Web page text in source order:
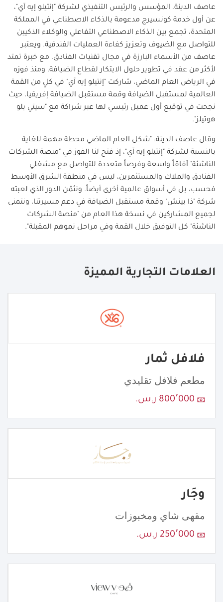
عاصف الدينة، المؤسس والرئيس التنفيذي لشركة "إنتيلو إيه آي"،
عن أول خدمة كونسيرج مدعومة بالذكاء الاصطناعي في المملكة
المتحدة، تجمع بين الذكاء الاصطناعي التفاعلي والوكلاء الذكيين
للتواصل مع الضيوف وتعزيز كفاءة العمليات الفندقية. ويعتبر
عاصف من الأسماء البارزة في مجال تقنيات الفنادق، مع خبرة تمتد
لأكثر من عقد في تطوير حلول الابتكار لقطاع الضيافة. ومنذ فوزه
في الرياض العام الماضي، شاركت "إنتيلو إيه آي" في كلٍ من القمة
العالمية لمستقبل الضيافة وقمة مستقبل الضيافة إفريقيا، حيث
نجحت في توقيع أول عميل رئيسي لها عبر شراكة مع "سيتي بلو
هوتيلز".
وقال عاصف الدينة: "شكل العام الماضي محطة مهمة للغاية
بالنسبة لشركة "إنتيلو إيه آي"، إذ فتح لنا الفوز في "منصة الشركات
الناشئة" آفاقاً واسعة وفرصاً متعددة للتواصل مع مشغلي
الفنادق والملاك والمستثمرين، ليس في منطقة الشرق الأوسط
فحسب، بل في أسواق عالمية أخرى أيضاً. ونثمّن الدور الذي لعبته
شركة "ذا بينش" وقمة مستقبل الضيافة في دعم مسيرتنا، ونتمنى
لجميع المشاركين في نسخة هذا العام من "منصة الشركات
الناشئة" كل التوفيق خلال القمة وفي مراحل نموهم المقبلة".
العلامات التجارية المميزة
فلافل ثمار
مطعم فلافل تقليدي
800٬000 ر.س.
وجَار
مقهى شاي ومخبوزات
250٬000 ر.س.